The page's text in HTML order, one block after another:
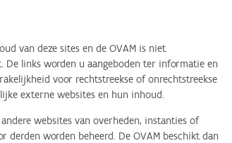
van deze sites en de OVAM is niet
links worden u aangeboden ter informatie en
voor rechtstreekse of onrechtstreekse
externe websites en hun inhoud.
websites van overheden, instanties of
worden beheerd. De OVAM beschikt dan